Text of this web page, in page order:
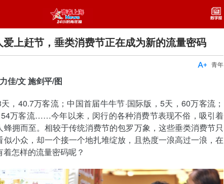
上赶节，垂类消费节正在成为新的流量密码
青年

佳/文 施剑平/图
，40.7万客流；中国首届牛牛节·国际版，5天，60万客流；
万客流……今年以来，闵行的各种消费节表现不俗，吸引着
拥而至。相较于传统消费节的包罗万象，这些垂类消费节只
小众，却一个接一个地扎堆绽放，且热度一浪高过一浪，在
怎样的流量密码呢？